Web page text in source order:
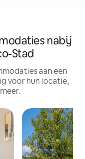
nabij
Stad
aan een
voor hun locatie,